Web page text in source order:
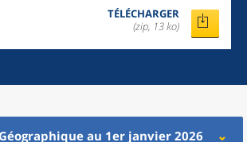
TÉLÉCHARGER
(zip, 13 ko)
au 1er janvier 2026